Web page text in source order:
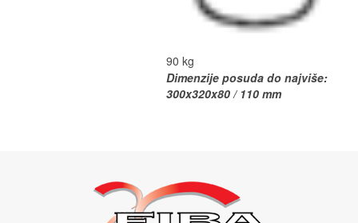
90 kg
Dimenzije posuda do najviše:
300x320x80 / 110 mm